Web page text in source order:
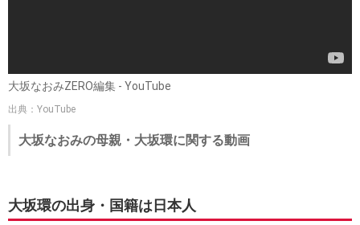
大坂なおみZERO編集 - YouTube
出典：YouTube
大坂なおみの母親・大坂環に関する動画
大坂環の出身・国籍は日本人